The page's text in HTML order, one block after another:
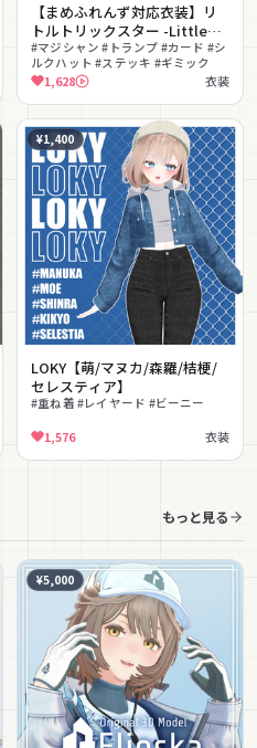
【まめふれんず対応衣装】リ
トルトリックスター -Little
Trick Star-(ギミック付)
#マジシャン #トランプ #カード #シ
ルクハット #ステッキ #ギミック
1,628 衣装
¥1,400
LOKY【萌/マヌカ/森羅/桔梗/
セレスティア】
#重ね着 #レイヤード #ビーニー
1,576 衣装
もっと見る
¥5,000